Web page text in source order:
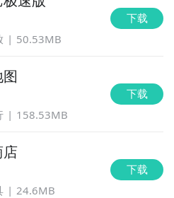
50.53MB
下载
158.53MB
下载
24.6MB
下载